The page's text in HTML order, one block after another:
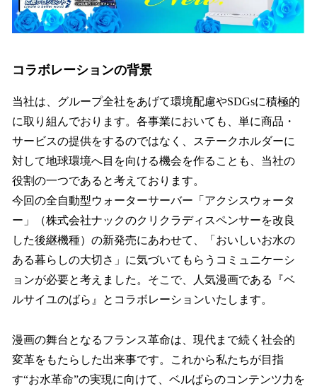
コラボレーションの背景
当社は、グループ全社をあげて環境配慮やSDGsに積極的
に取り組んでおります。各事業においても、単に商品・
サービスの提供をするのではなく、ステークホルダーに
対して地球環境へ目を向ける機会を作ることも、当社の
役割の一つであると考えております。
今回の全自動型ウォーターサーバー「アクシスウォータ
ー」（株式会社ナックのクリクラディスペンサーを改良
した後継機種）の新発売にあわせて、「おいしいお水の
ある暮らしの大切さ」に気づいてもらうコミュニケーシ
ョンが必要と考えました。そこで、人気漫画である『ベ
ルサイユのばら』とコラボレーションいたします。
漫画の舞台となるフランス革命は、現代まで続く社会的
変革をもたらした出来事です。これから私たちが目指
す“お水革命”の実現に向けて、ベルばらのコンテンツ力を